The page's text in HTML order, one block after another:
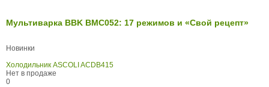
Мультиварка BBK BMC052: 17 режимов и «Свой рецепт»
Новинки
Холодильник ASCOLI ACDB415
Нет в продаже
0